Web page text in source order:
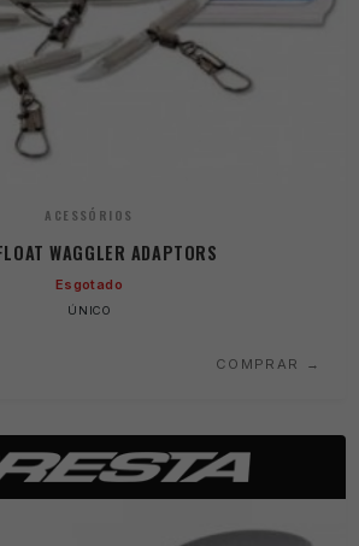
ACESSÓRIOS
WAGGLER ADAPTORS
Esgotado
ÚNICO
COMPRAR